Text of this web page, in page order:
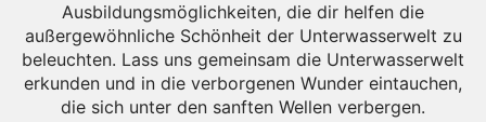
Ausbildungsmöglichkeiten, die dir helfen die
außergewöhnliche Schönheit der Unterwasserwelt zu
beleuchten. Lass uns gemeinsam die Unterwasserwelt
erkunden und in die verborgenen Wunder eintauchen,
die sich unter den sanften Wellen verbergen.